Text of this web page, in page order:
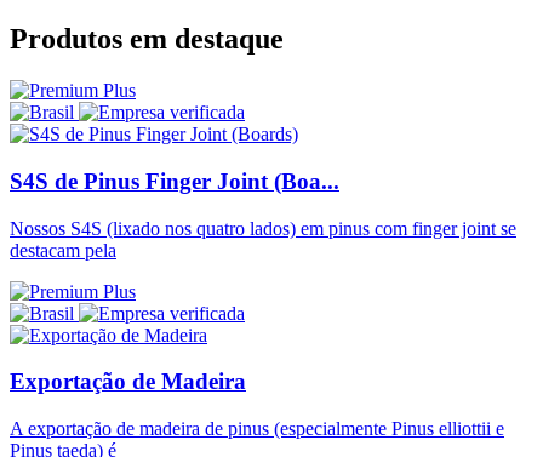
Produtos em destaque
S4S de Pinus Finger Joint (Boa...
Nossos S4S (lixado nos quatro lados) em pinus com finger joint se
destacam pela
Exportação de Madeira
A exportação de madeira de pinus (especialmente Pinus elliottii e
Pinus taeda) é